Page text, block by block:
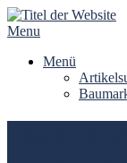
Skip
to
Menu
Menü